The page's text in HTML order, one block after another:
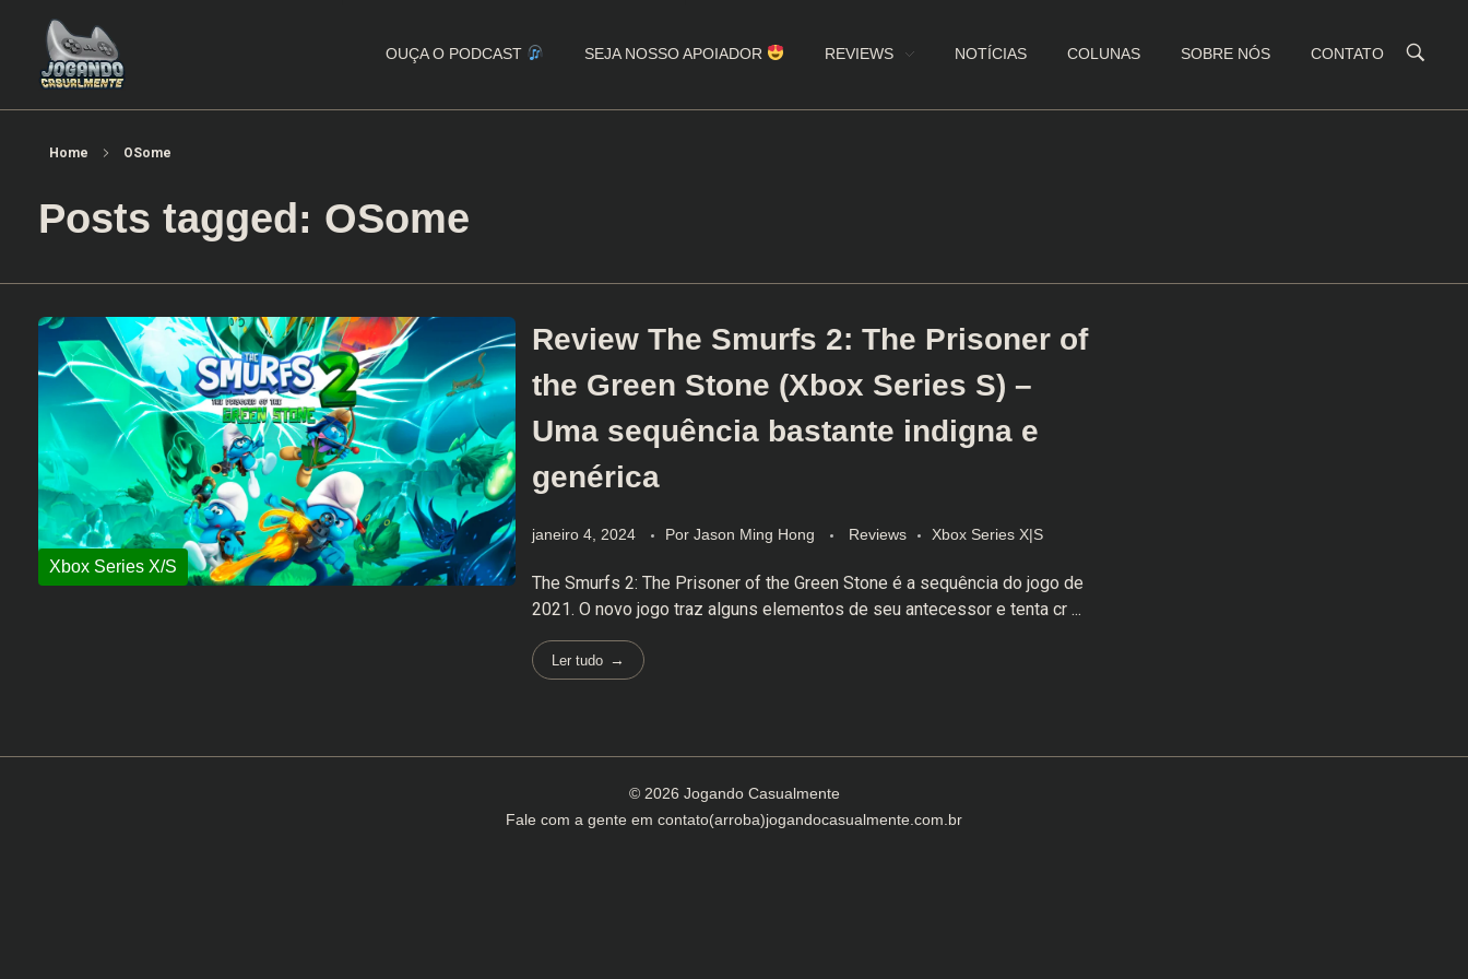
OUÇA O PODCAST SEJA NOSSO APOIADOR REVIEWS NOTÍCIAS COLUNAS SOBRE NÓS CONTATO
Home OSome
Posts tagged: OSome
Review The Smurfs 2: The Prisoner of
the Green Stone (Xbox Series S) –
Uma sequência bastante indigna e
genérica
janeiro 4, 2024 Por Jason Ming Hong Reviews Xbox Series X|S
The Smurfs 2: The Prisoner of the Green Stone é a sequência do jogo de
2021. O novo jogo traz alguns elementos de seu antecessor e tenta cr ...
Ler tudo
© 2026 Jogando Casualmente
Fale com a gente em contato(arroba)jogandocasualmente.com.br